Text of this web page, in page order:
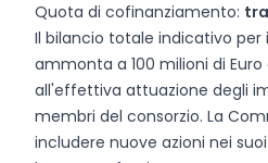
Quota di cofinanziamento:
Il bilancio totale indicativo per
ammonta a 100 milioni di
all'effettiva attuazione degli
membri del consorzio. La
includere nuove azioni nei